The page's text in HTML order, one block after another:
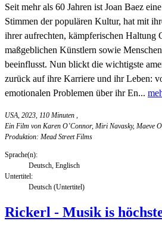
Seit mehr als 60 Jahren ist Joan Baez
Stimmen der populären Kultur, hat mit
ihrer aufrechten, kämpferischen Haltung
maßgeblichen Künstlern sowie
beeinflusst. Nun blickt die wichtigste
zurück auf ihre Karriere und ihr Leben:
emotionalen Problemen über ihr En...
USA, 2023, 110 Minuten ,
Ein Film von Karen O’Connor, Miri Navasky, Maeve
Produktion: Mead Street Films
Sprache(n):
Deutsch, Englisch
Untertitel:
Deutsch (Untertitel)
Rickerl - Musik is